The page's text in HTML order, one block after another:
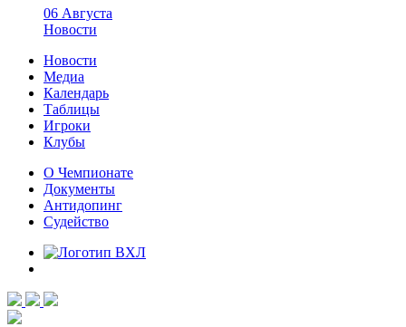
06 Августа
Новости
Новости
Медиа
Календарь
Таблицы
Игроки
Клубы
О Чемпионате
Документы
Антидопинг
Судейство